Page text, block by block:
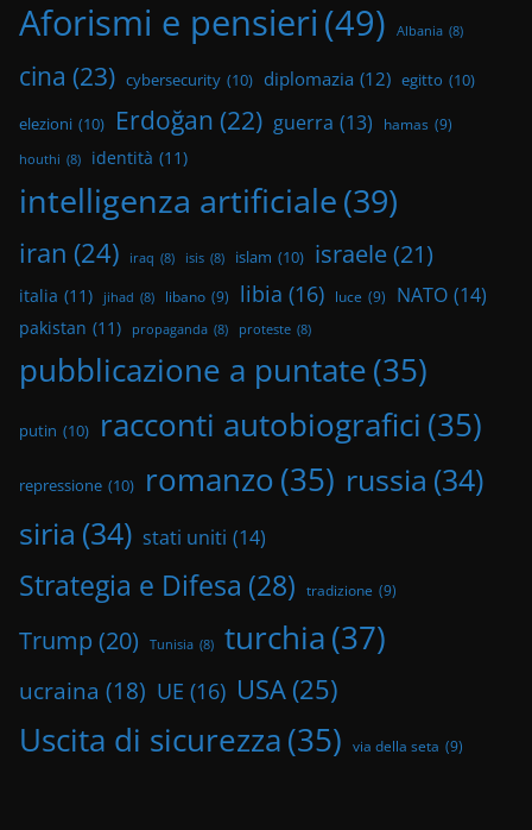
Aforismi e pensieri (49) Albania (8)
cina (23) cybersecurity (10) diplomazia (12) egitto (10)
elezioni (10) Erdoğan (22) guerra (13) hamas (9)
houthi (8) identità (11)
intelligenza artificiale(39)
iran (24) iraq (8) isis (8) islam (10) israele(21)
italia (11) jihad (8) libano (9) libia (16) luce (9) NATO (14)
pakistan (11) propaganda (8) proteste (8)
pubblicazione a puntate(35)
putin (10) racconti autobiografici (35)
repressione (10) romanzo(35) russia (34)
siria (34) stati uniti (14)
Strategia e Difesa (28) tradizione (9)
Trump (20) Tunisia (8) turchia(37)
ucraina (18) UE (16) USA (25)
Uscita di sicurezza(35) via della seta (9)